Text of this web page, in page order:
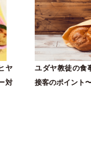
ヤ
対
ユダヤ教徒の食
接客のポイント